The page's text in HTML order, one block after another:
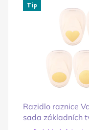
Tip
Razidlo raznice
sada základních